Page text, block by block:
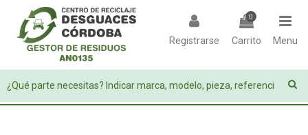
Registrarse
0
Carrito Menu